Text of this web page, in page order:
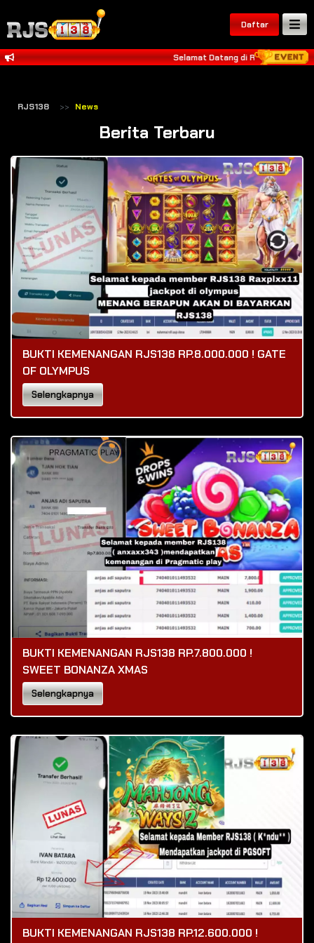
Daftar
Selamat Datang di RJS138 dan
RJS138 News
Berita Terbaru
BUKTI KEMENANGAN RJS138 RP.8.000.000 ! GATE
OF OLYMPUS
Selengkapnya
BUKTI KEMENANGAN RJS138 RP.7.800.000 !
SWEET BONANZA XMAS
Selengkapnya
BUKTI KEMENANGAN RJS138 RP.12.600.000 !